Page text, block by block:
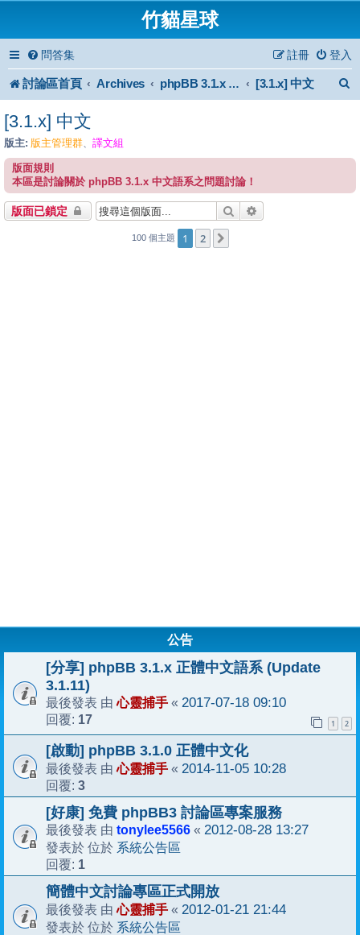
竹貓星球
問答集 登入
註冊
討論區首頁 Archives phpBB 3.1.x Forum Archive [3.1.x] 中文
[3.1.x] 中文
版主: 版主管理群、 譯文組
版面規則
本區是討論關於 phpBB 3.1.x 中文語系之問題討論！
版面已鎖定 搜尋
100 個主題 1 2
公告
[分享] phpBB 3.1.x 正體中文語系 (Update
3.1.11)
最後發表 由心靈捕手 « 2017-07-18 09:10
回覆: 17 1 2
[啟動] phpBB 3.1.0 正體中文化
最後發表 由心靈捕手 « 2014-11-05 10:28
回覆: 3
[好康] 免費 phpBB3 討論區專案服務
最後發表 由 tonylee5566 « 2012-08-28 13:27
發表於 位於 系統公告區
回覆: 1
簡體中文討論專區正式開放
最後發表 由心靈捕手 « 2012-01-21 21:44
發表於 位於 系統公告區